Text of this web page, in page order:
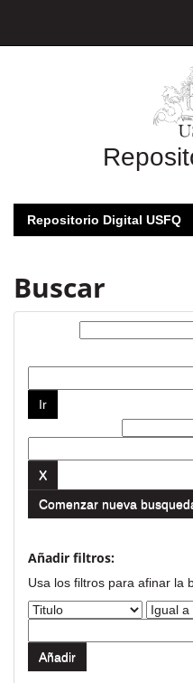
Repositorio Digital USFQ
Buscar
Comenzar nueva
Añadir filtros:
Usa los filtros para afinar la